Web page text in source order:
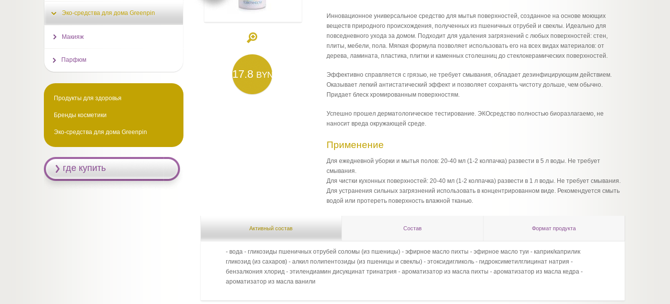
17.8 BYN
Инновационное универсальное средство для мытья поверхностей, созданное на основе моющих
веществ природного происхождения, полученных из пшеничных отрубей и свеклы. Идеально для
повседневного ухода за домом. Подходит для удаления загрязнений с любых поверхностей: стен,
плиты, мебели, пола. Мягкая формула позволяет использовать его на всех видах материалов: от
дерева, ламината, пластика, плитки и каменных столешниц до стеклокерамических поверхностей.
Эффективно справляется с грязью, не требует смывания, обладает дезинфицирующим действием.
Оказывает легкий антистатический эффект и позволяет сохранять чистоту дольше, чем обычно.
Придает блеск хромированным поверхностям.
Успешно прошел дерматологическое тестирование. ЭКОсредство полностью биоразлагаемо, не
наносит вреда окружающей среде.
Применение
Для ежедневной уборки и мытья полов: 20-40 мл (1-2 колпачка) развести в 5 л воды. Не требует
смывания.
Для чистки кухонных поверхностей: 20-40 мл (1-2 колпачка) развести в 1 л воды. Не требует смывания.
Для устранения сильных загрязнений использовать в концентрированном виде. Рекомендуется смыть
водой или протереть поверхность влажной тканью.
Активный состав Состав Формат продукта
- вода - гликозиды пшеничных отрубей соломы (из пшеницы) - эфирное масло пихты - эфирное масло туи - каприк/каприлик
гликозид (из сахаров) - алкил полипентозиды (из пшеницы и свеклы) - этоксидигликоль - гидроксиметилглицинат натрия -
бензалкония хлорид - этилендиамин дисукцинат тринатрия - ароматизатор из масла пихты - ароматизатор из масла кедра -
ароматизатор из масла ванили
Эко-средства для дома Greenpin
Макияж
Парфюм
Продукты для здоровья
Бренды косметики
Эко-средства для дома Greenpin
где купить